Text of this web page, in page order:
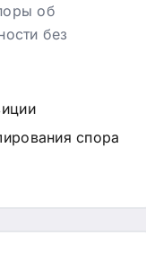
об
без
спора